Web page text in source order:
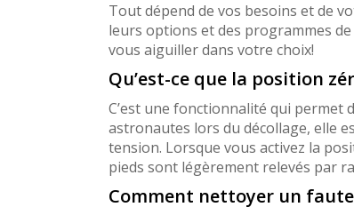
Tout dépend de vos besoins et de
leurs options et des programmes
vous aiguiller dans votre choix!
Qu’est-ce que la position
C’est une fonctionnalité qui
astronautes lors du décollage, elle
tension. Lorsque vous activez la
pieds sont légèrement relevés par
Comment nettoyer un